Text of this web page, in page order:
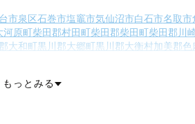
市泉区石巻市塩竈市気仙沼市白石市名取市
河原町柴田郡村田町柴田郡柴田町柴田郡川
大和町黒川郡大郷町黒川郡大衡村加美郡色
もっとみる